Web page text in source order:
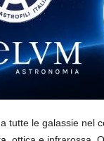
tutte le galassie nel